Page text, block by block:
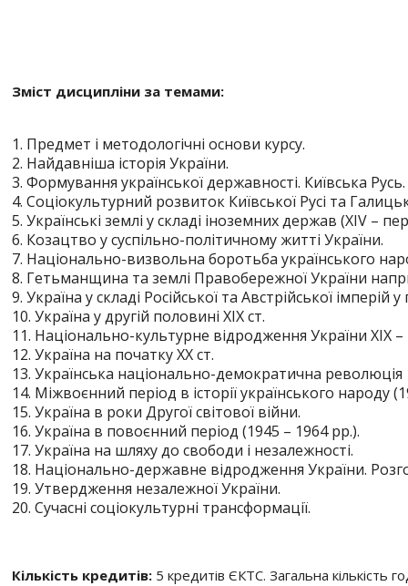
Зміст дисципліни за темами:
1. Предмет і методологічні основи курсу.
2. Найдавніша історія України.
3. Формування української державності. Київська
4. Соціокультурний розвиток Київської Русі та
5. Українські землі у складі іноземних держав (ХІV –
6. Козацтво у суспільно-політичному житті України.
7. Національно-визвольна боротьба українського
8. Гетьманщина та землі Правобережної України
9. Україна у складі Російської та Австрійської імперій
10. Україна у другій половині ХІХ ст.
11. Національно-культурне відродження України ХІХ –
12. Україна на початку ХХ ст.
13. Українська національно-демократична революція
14. Міжвоєнний період в історії українського народу
15. Україна в роки Другої світової війни.
16. Україна в повоєнний період (1945 – 1964 рр.).
17. Україна на шляху до свободи і незалежності.
18. Національно-державне відродження України.
19. Утвердження незалежної України.
20. Сучасні соціокультурні трансформації.
Кількість кредитів: 5 кредитів ЄКТС. Загальна кількість